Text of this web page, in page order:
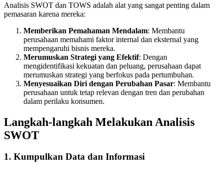
Analisis SWOT dan TOWS adalah alat yang sangat penting dalam
pemasaran karena mereka:
Memberikan Pemahaman Mendalam: Membantu
perusahaan memahami faktor internal dan eksternal yang
mempengaruhi bisnis mereka.
Merumuskan Strategi yang Efektif: Dengan
mengidentifikasi kekuatan dan peluang, perusahaan dapat
merumuskan strategi yang berfokus pada pertumbuhan.
Menyesuaikan Diri dengan Perubahan Pasar: Membantu
perusahaan untuk tetap relevan dengan tren dan perubahan
dalam perilaku konsumen.
Langkah-langkah Melakukan Analisis
SWOT
1. Kumpulkan Data dan Informasi